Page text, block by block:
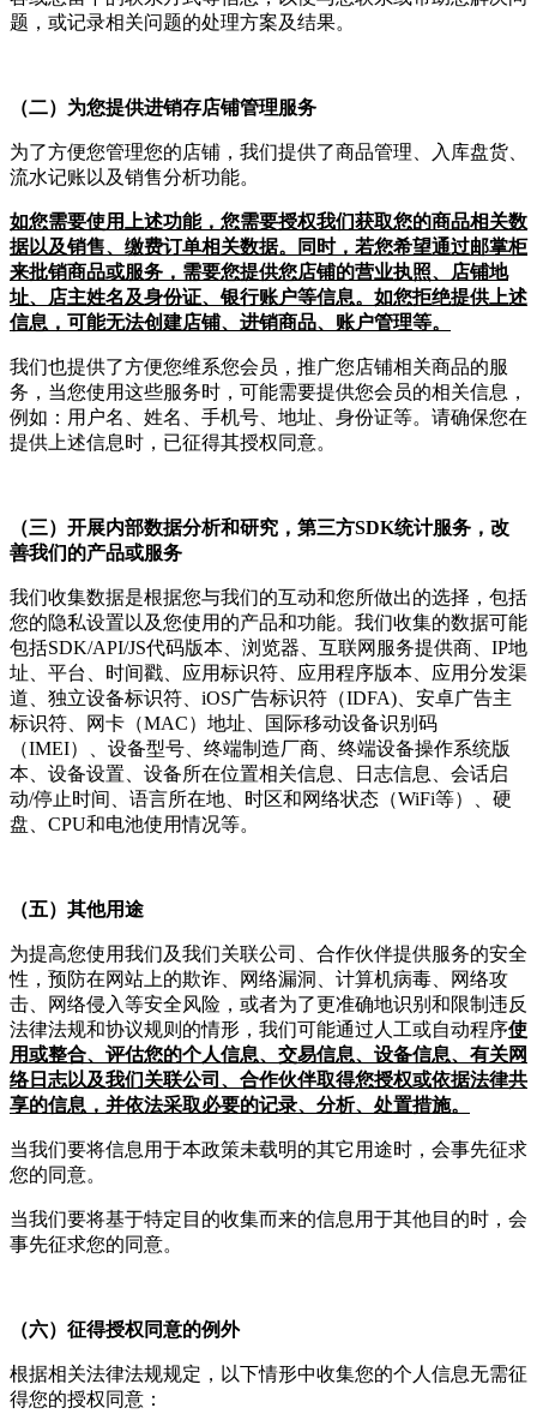
题，或记录相关问题的处理方案及结果。
（二）为您提供进销存店铺管理服务
为了方便您管理您的店铺，我们提供了商品管理、入库盘货、
流水记账以及销售分析功能。
如您需要使用上述功能，您需要授权我们获取您的商品相关数
据以及销售、缴费订单相关数据。同时，若您希望通过邮掌柜
来批销商品或服务，需要您提供您店铺的营业执照、店铺地
址、店主姓名及身份证、银行账户等信息。如您拒绝提供上述
信息，可能无法创建店铺、进销商品、账户管理等。
我们也提供了方便您维系您会员，推广您店铺相关商品的服
务，当您使用这些服务时，可能需要提供您会员的相关信息，
例如：用户名、姓名、手机号、地址、身份证等。请确保您在
提供上述信息时，已征得其授权同意。
（三）开展内部数据分析和研究，第三方SDK统计服务，改
善我们的产品或服务
我们收集数据是根据您与我们的互动和您所做出的选择，包括
您的隐私设置以及您使用的产品和功能。我们收集的数据可能
包括SDK/API/JS代码版本、浏览器、互联网服务提供商、IP地
址、平台、时间戳、应用标识符、应用程序版本、应用分发渠
道、独立设备标识符、iOS广告标识符（IDFA)、安卓广告主
标识符、网卡（MAC）地址、国际移动设备识别码
（IMEI）、设备型号、终端制造厂商、终端设备操作系统版
本、设备设置、设备所在位置相关信息、日志信息、会话启
动/停止时间、语言所在地、时区和网络状态（WiFi等）、硬
盘、CPU和电池使用情况等。
（五）其他用途
为提高您使用我们及我们关联公司、合作伙伴提供服务的安全
性，预防在网站上的欺诈、网络漏洞、计算机病毒、网络攻
击、网络侵入等安全风险，或者为了更准确地识别和限制违反
法律法规和协议规则的情形，我们可能通过人工或自动程序使
用或整合、评估您的个人信息、交易信息、设备信息、有关网
络日志以及我们关联公司、合作伙伴取得您授权或依据法律共
享的信息，并依法采取必要的记录、分析、处置措施。
当我们要将信息用于本政策未载明的其它用途时，会事先征求
您的同意。
当我们要将基于特定目的收集而来的信息用于其他目的时，会
事先征求您的同意。
（六）征得授权同意的例外
根据相关法律法规规定，以下情形中收集您的个人信息无需征
得您的授权同意：